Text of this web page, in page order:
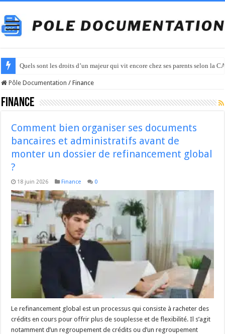
Quels sont les droits d’un majeur qui vit encore chez ses parents selon la
Pôle Documentation / Finance
Finance
Comment bien organiser ses documents
bancaires et administratifs avant de
monter un dossier de refinancement global
?
18 juin 2026 Finance 0
Le refinancement global est un processus qui consiste à racheter des
crédits en cours pour offrir plus de souplesse et de flexibilité. Il s’agit
notamment d’un regroupement de crédits ou d’un regroupement